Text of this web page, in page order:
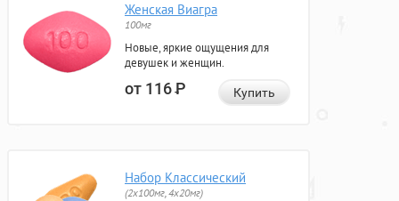
Женская Виагра
100мг
Новые, яркие ощущения для
девушек и женщин.
от 116Р Купить
Набор Классический
(2x100мг, 4x20мг)